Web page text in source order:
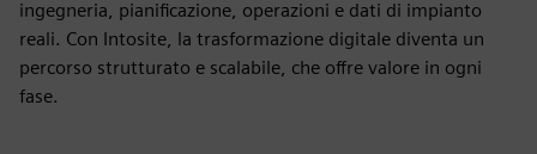
ingegneria, pianificazione, operazioni e dati di impianto
reali. Con Intosite, la trasformazione digitale diventa un
percorso strutturato e scalabile, che offre valore in ogni
fase.